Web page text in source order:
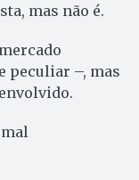
mas não é.
peculiar –, mas